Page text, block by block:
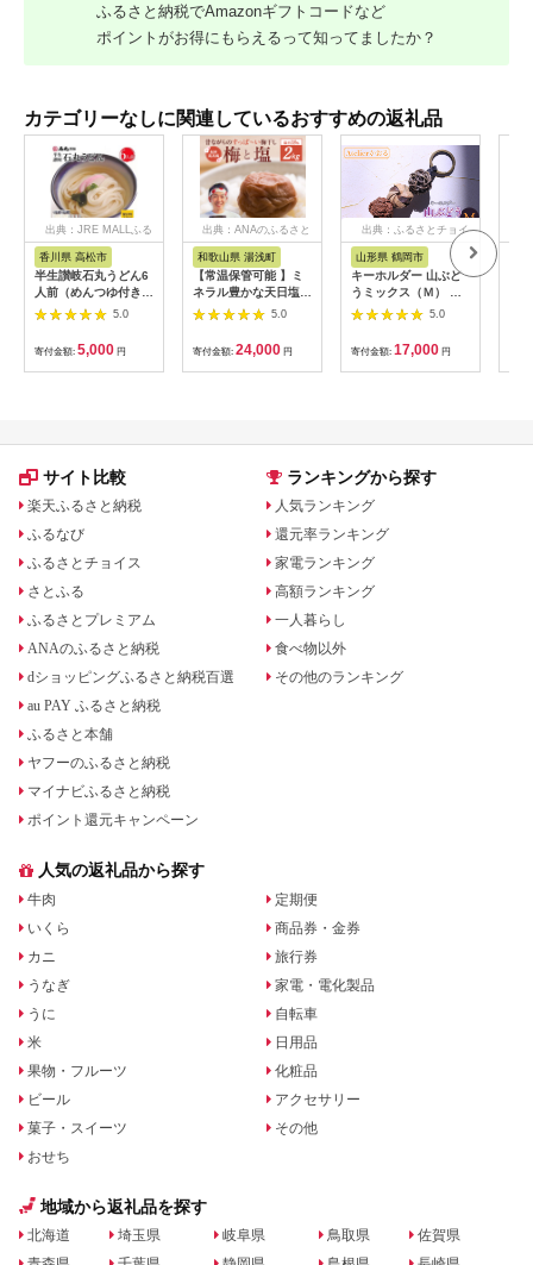
ふるさと納税でAmazonギフトコードなど
ポイントがお得にもらえるって知ってましたか？
カテゴリーなしに関連しているおすすめの返礼品
出典：JRE MALLふる
さと納税
香川県 高松市
半生讃岐石丸うどん6
人前（めんつゆ付き）
麺300g×2袋
5.0
寄付金額: 5,000 円
出典：ANAのふるさと
和歌山県 湯浅町
【常温保管可能 】ミ
ネラル豊かな天日塩だ
けで漬けた無添加梅干
し2kg 梅ボーイズ｜
B201_EP6024
5.0
寄付金額: 24,000 円
出典：ふるさとチョイ
山形県 鶴岡市
キーホルダー 山ぶど
うミックス（Ｍ） 山
形県鶴岡市 アトリエ
かおる | 山葡萄 雑貨
キーホルダー ギフト
贈り物 お取り寄せ 返
礼品
5.0
寄付金額: 17,000 円
サイト比較
楽天ふるさと納税
ふるなび
ふるさとチョイス
さとふる
ふるさとプレミアム
ANAのふるさと納税
dショッピングふるさと納税百選
au PAY ふるさと納税
ふるさと本舗
ヤフーのふるさと納税
マイナビふるさと納税
ポイント還元キャンペーン
ランキングから探す
人気ランキング
還元率ランキング
家電ランキング
高額ランキング
一人暮らし
食べ物以外
その他のランキング
人気の返礼品から探す
牛肉
いくら
カニ
うなぎ
うに
米
果物・フルーツ
ビール
菓子・スイーツ
おせち
定期便
商品券・金券
旅行券
家電・電化製品
自転車
日用品
化粧品
アクセサリー
その他
地域から返礼品を探す
北海道
埼玉県
岐阜県
鳥取県
佐賀県